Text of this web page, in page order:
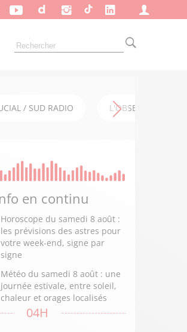
/ SUD RADIO L'OBSERVATOIRE
en continu
Horoscope du samedi 8 août :
les prévisions des astres pour
votre week-end, signe par
signe
Météo du samedi 8 août : une
journée estivale, entre soleil,
chaleur et orages localisés
04H